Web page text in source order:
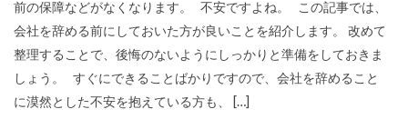
前の保障などがなくなります。 不安ですよね。 この記事では、
会社を辞める前にしておいた方が良いことを紹介します。 改めて
整理することで、後悔のないようにしっかりと準備をしておきま
しょう。 すぐにできることばかりですので、会社を辞めること
に漠然とした不安を抱えている方も、 […]
対策
営業
確定申告
Webマーケティング
独立
成功
人生変えたい
Web広告
米丸剛
Web制作 辞めたい